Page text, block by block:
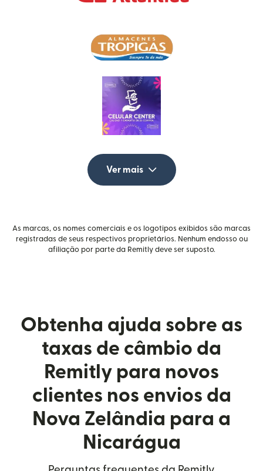
Ver mais
As marcas, os nomes comerciais e os logotipos exibidos são marcas
registradas de seus respectivos proprietários. Nenhum endosso ou
afiliação por parte da Remitly deve ser suposto.
Obtenha ajuda sobre as
taxas de câmbio da
Remitly para novos
clientes nos envios da
Nova Zelândia para a
Nicarágua